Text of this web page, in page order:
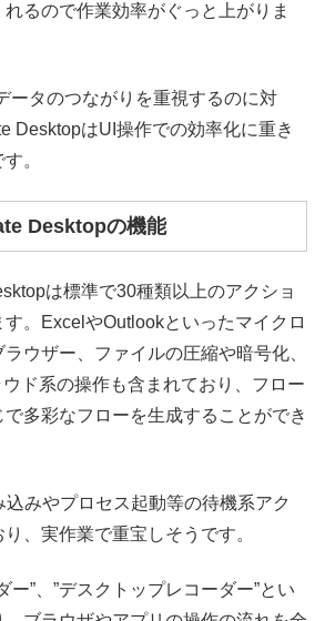
るので作業効率がぐっと上がりま
ータのつながりを重視するのに対
DesktopはUI操作での効率化に重き
。
Desktopの機能
は標準で30種類以上のアクショ
。ExcelやOutlookといったマイクロ
ウザー、ファイルの圧縮や暗号化、
ド系の操作も含まれており、フロー
多彩なフローを生成することができ
みやプロセス起動等の待機系アク
、実作業で重宝しそうです。
ー”、”デスクトップレコーダー”とい